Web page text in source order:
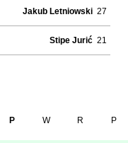
Jakub Letniowski 27
Stipe Jurić 21
P W R P